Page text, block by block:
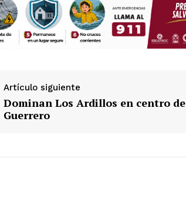
Artículo siguiente
Dominan Los Ardillos en centro de
Guerrero